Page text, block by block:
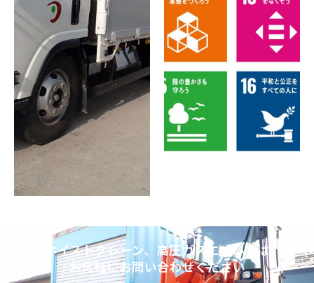
ホイストクレーン、高圧ガスについては
お気軽にお問い合わせください